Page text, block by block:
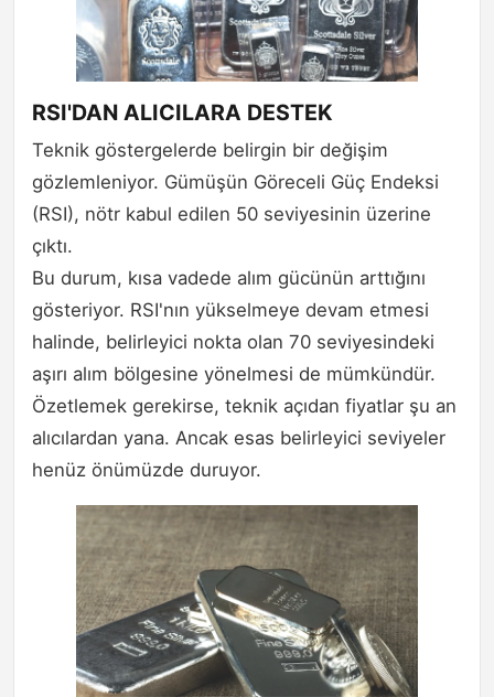
RSI'DAN ALICILARA DESTEK
Teknik göstergelerde belirgin bir değişim
gözlemleniyor. Gümüşün Göreceli Güç Endeksi
(RSI), nötr kabul edilen 50 seviyesinin üzerine
çıktı.
Bu durum, kısa vadede alım gücünün arttığını
gösteriyor. RSI'nın yükselmeye devam etmesi
halinde, belirleyici nokta olan 70 seviyesindeki
aşırı alım bölgesine yönelmesi de mümkündür.
Özetlemek gerekirse, teknik açıdan fiyatlar şu an
alıcılardan yana. Ancak esas belirleyici seviyeler
henüz önümüzde duruyor.